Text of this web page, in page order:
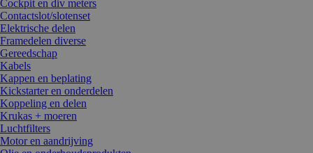
Cockpit en div meters
Contactslot/slotenset
Elektrische delen
Framedelen diverse
Gereedschap
Kabels
Kappen en beplating
Kickstarter en onderdelen
Koppeling en delen
Krukas + moeren
Luchtfilters
Motor en aandrijving